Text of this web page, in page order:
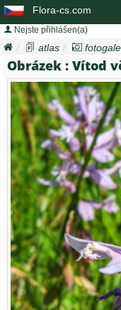
Flora-cs.com
Nejste přihlášen(a)
atlas
Obrázek : Vítod